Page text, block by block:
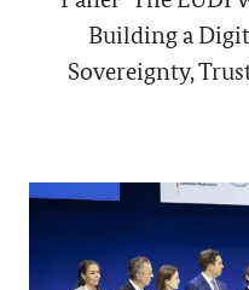
Building a
Sovereignty,